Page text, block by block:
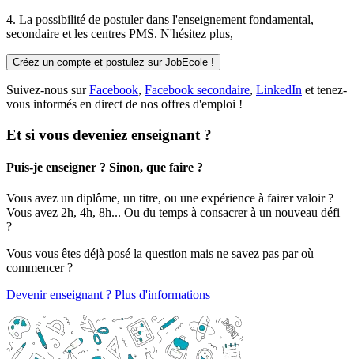
4. La possibilité de postulerdans l'enseignement fondamental,
secondaire et les centres PMS. N'hésitez plus,
Créez un compte et postulez sur JobEcole !
Suivez-nous surFacebook, Facebook secondaire, LinkedIn et tenez-
vous informés en direct de nos offres d'emploi !
Et si vous deveniez enseignant ?
Puis-je enseigner ? Sinon, que faire ?
Vous avez un diplôme, un titre, ou une expérience à fairer valoir ?
Vous avez 2h, 4h, 8h... Ou du temps à consacrer à un nouveau défi
?
Vous vous êtes déjà posé la question mais ne savez pas par où
commencer ?
Devenir enseignant ? Plus d'informations